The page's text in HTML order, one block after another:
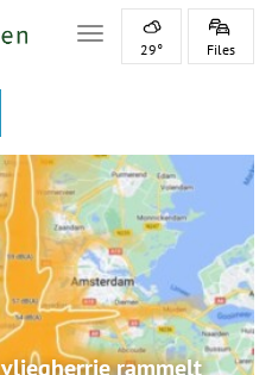
Toggle navigation
29° Files
rammelt